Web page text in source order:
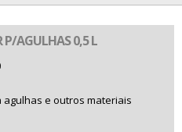
AGULHAS 0,5 L
e outros materiais